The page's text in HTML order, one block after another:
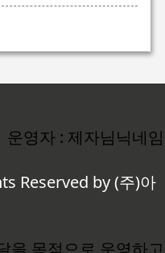
영자 : 제자님닉네임
Reserved by (주)아